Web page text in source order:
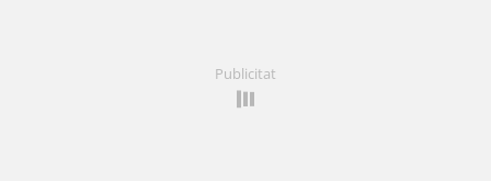
Publicitat